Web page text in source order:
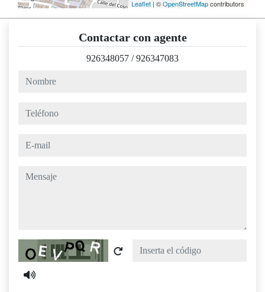
Leaflet | ©OpenStreetMapcontributors
Contactar con agente
926348057 /926347083
nombre
teléfono
e-mail
mensaje
Captcha